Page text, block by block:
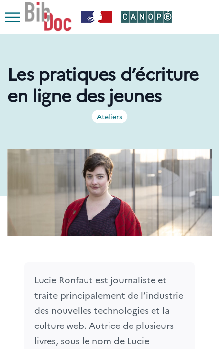
Les pratiques d’écriture
en ligne des jeunes
Ateliers
Lucie Ronfaut est journaliste et
traite principalement de l’industrie
des nouvelles technologies et la
culture web. Autrice de plusieurs
livres, sous le nom de Lucie
Le respect de votre vie privée est notre priorité